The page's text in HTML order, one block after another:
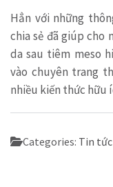
Hẳn với những
chia sẻ đã giúp cho
da sau tiêm meso
vào chuyên trang
nhiều kiến thức hữu
Categories: Tin tức